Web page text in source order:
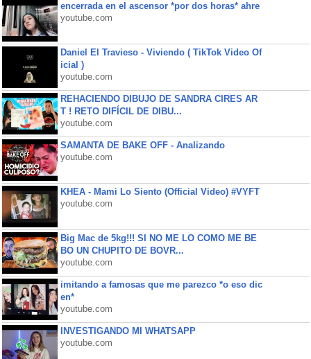
encerrada en el ascensor *por dos horas* ahre
youtube.com
Daniel El Travieso - Viviendo ( TikTok Video Of
icial )
youtube.com
REHACIENDO DIBUJO DE SANDRA CIRES AR
T ! RETO DIFÍCIL DE DIBU...
youtube.com
SAMANTA DE BAKE OFF - Analizando
youtube.com
KHEA - Mami Lo Siento (Official Video) #VYFT
youtube.com
Big Mac de 5kg!!! SI NO ME LO COMO ME BE
BO UN CHUPITO DE BOVR...
youtube.com
imitando a famosas que me parezco *o eso dic
en*
youtube.com
INVESTIGANDO MI WHATSAPP
youtube.com